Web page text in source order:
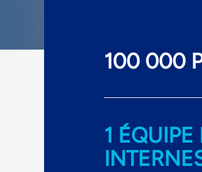
100 000
1